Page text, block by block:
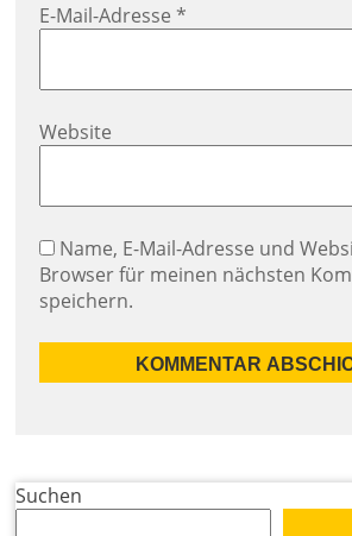
E-Mail-Adresse *
Website
Name, E-Mail-Adresse und
Browser für meinen nächsten
speichern.
Suchen